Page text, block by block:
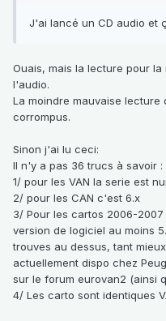
J'ai lancé un CD audio et
Ouais, mais la lecture pour
l'audio.
La moindre mauvaise
corrompus.
Sinon j'ai lu ceci:
Il n'y a pas 36 trucs à savoir :
1/ pour les VAN la serie est
2/ pour les CAN c'est 6.x
3/ Pour les cartos 2006-
version de logiciel au moins
trouves au dessus, tant
actuellement dispo chez
sur le forum eurovan2 (ainsi
4/ Les carto sont identiques